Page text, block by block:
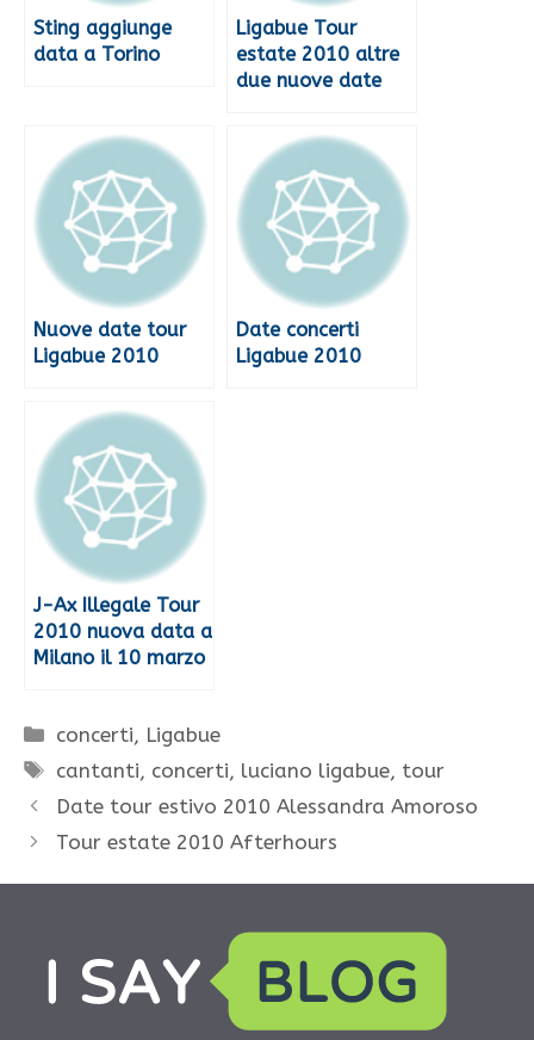
Sting aggiunge
data a Torino
Ligabue Tour
estate 2010 altre
due nuove date
Nuove date tour
Ligabue 2010
Date concerti
Ligabue 2010
J-Ax Illegale Tour
2010 nuova data a
Milano il 10 marzo
Categorie
concerti, Ligabue
Tag
cantanti, concerti, luciano ligabue, tour
Date tour estivo 2010 Alessandra Amoroso
Tour estate 2010 Afterhours